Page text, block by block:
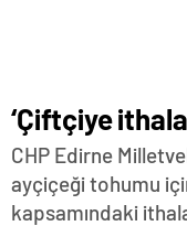
‘Çiftçiye
CHP Edirne
ayçiçeği tohumu
kapsamındaki